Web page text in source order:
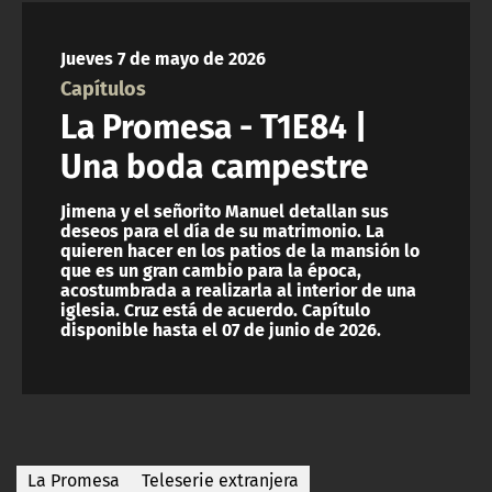
ACTUALIDAD Y TENDENCIAS
CORPORATIVO Y TRANSPARENCIA
CANAL DE DENUNCIAS
ÁREA DE PROYECTOS
Jueves 7 de mayo de 2026
Capítulos
La Promesa - T1E84 |
Una boda campestre
Jimena y el señorito Manuel detallan sus
deseos para el día de su matrimonio. La
quieren hacer en los patios de la mansión lo
que es un gran cambio para la época,
acostumbrada a realizarla al interior de una
iglesia. Cruz está de acuerdo. Capítulo
disponible hasta el 07 de junio de 2026.
La Promesa Teleserie extranjera